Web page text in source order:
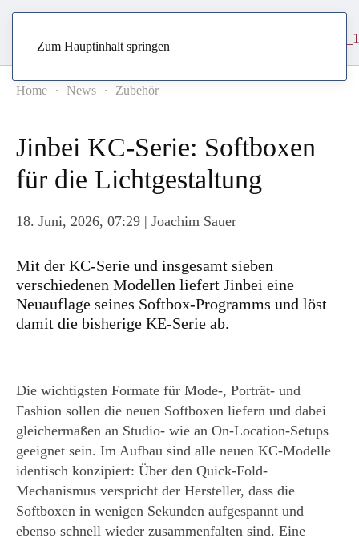
Zum Hauptinhalt springen
Home News Zubehör
Jinbei KC-Serie: Softboxen
für die Lichtgestaltung
18. Juni, 2026, 07:29 | Joachim Sauer
Mit der KC-Serie und insgesamt sieben
verschiedenen Modellen liefert Jinbei eine
Neuauflage seines Softbox-Programms und löst
damit die bisherige KE-Serie ab.
Die wichtigsten Formate für Mode-, Porträt- und
Fashion sollen die neuen Softboxen liefern und dabei
gleichermaßen an Studio- wie an On-Location-Setups
geeignet sein. Im Aufbau sind alle neuen KC-Modelle
identisch konzipiert: Über den Quick-Fold-
Mechanismus verspricht der Hersteller, dass die
Softboxen in wenigen Sekunden aufgespannt und
ebenso schnell wieder zusammenfalten sind. Eine